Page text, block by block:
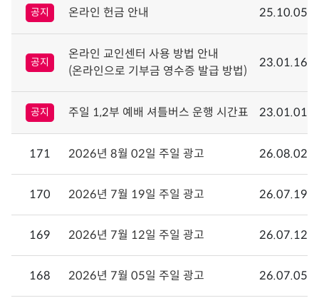
공지 온라인 헌금 안내 25.10.05
공지
온라인 교인센터 사용 방법 안내
(온라인으로 기부금 영수증 발급 방법)
23.01.16
공지 주일 1,2부 예배 셔틀버스 운행 시간표 23.01.01
171 2026년 8월 02일 주일 광고 26.08.02
170 2026년 7월 19일 주일 광고 26.07.19
169 2026년 7월 12일 주일 광고 26.07.12
168 2026년 7월 05일 주일 광고 26.07.05